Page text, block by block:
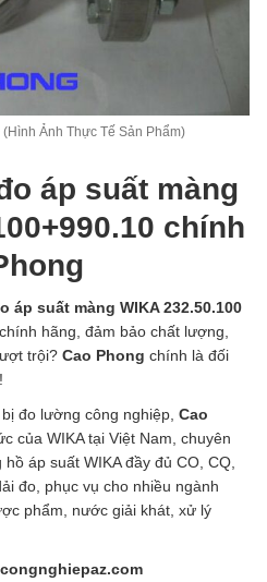
Ảnh Thực Tế Sản Phẩm)
áp suất màng
chính
áp suất màng WIKA 232.50.100
chính hãng, đảm bảo chất lượng,
trội? Cao Phong chính là đối
đo lường công nghiệp, Cao
của WIKA tại Việt Nam, chuyên
áp suất WIKA đầy đủ CO, CQ,
đo, phục vụ cho nhiều ngành
phẩm, nước giải khát, xử lý